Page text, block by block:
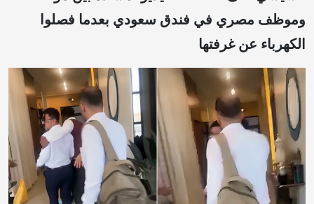
وموظف مصري في فندق سعودي بعدما فصلوا
الكهرباء عن غرفتها